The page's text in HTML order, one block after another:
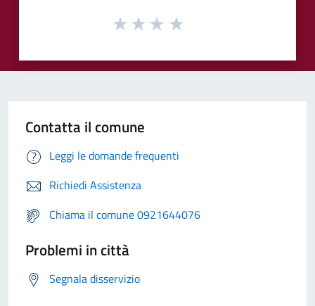
Contatta il comune
Leggi le domande frequenti
Richiedi Assistenza
Chiama il comune 0921644076
Problemi in città
Segnala disservizio